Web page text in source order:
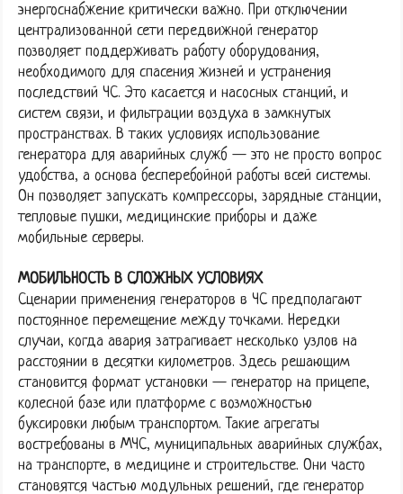
энергоснабжение критически важно. При отключении
централизованной сети передвижной генератор
позволяет поддерживать работу оборудования,
необходимого для спасения жизней и устранения
последствий ЧС. Это касается и насосных станций, и
систем связи, и фильтрации воздуха в замкнутых
пространствах. В таких условиях использование
генератора для аварийных служб — это не просто вопрос
удобства, а основа бесперебойной работы всей системы.
Он позволяет запускать компрессоры, зарядные станции,
тепловые пушки, медицинские приборы и даже
мобильные серверы.
МОБИЛЬНОСТЬ В СЛОЖНЫХ УСЛОВИЯХ
Сценарии применения генераторов в ЧС предполагают
постоянное перемещение между точками. Нередки
случаи, когда авария затрагивает несколько узлов на
расстоянии в десятки километров. Здесь решающим
становится формат установки — генератор на прицепе,
колесной базе или платформе с возможностью
буксировки любым транспортом. Такие агрегаты
востребованы в МЧС, муниципальных аварийных службах,
на транспорте, в медицине и строительстве. Они часто
становятся частью модульных решений, где генератор